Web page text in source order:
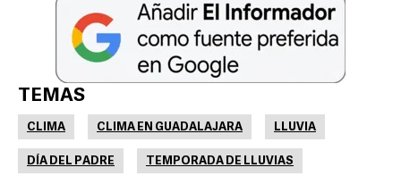
TEMAS
CLIMA CLIMA EN GUADALAJARA LLUVIA
DÍA DEL PADRE TEMPORADA DE LLUVIAS